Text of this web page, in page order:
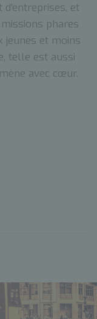
et
phares
jeunes et moins
telle est aussi
avec cœur.